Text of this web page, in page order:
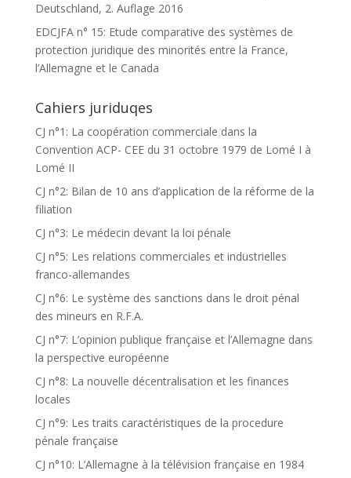
Deutschland, 2. Auflage 2016
EDCJFA n° 15: Etude comparative des systèmes de
protection juridique des minorités entre la France,
l’Allemagne et le Canada
Cahiers juriduqes
CJ n°1: La coopération commerciale dans la
Convention ACP- CEE du 31 octobre 1979 de Lomé I à
Lomé II
CJ n°2: Bilan de 10 ans d’application de la réforme de la
filiation
CJ n°3: Le médecin devant la loi pénale
CJ n°5: Les relations commerciales et industrielles
franco-allemandes
CJ n°6: Le système des sanctions dans le droit pénal
des mineurs en R.F.A.
CJ n°7: L’opinion publique française et l’Allemagne dans
la perspective européenne
CJ n°8: La nouvelle décentralisation et les finances
locales
CJ n°9: Les traits caractéristiques de la procedure
pénale française
CJ n°10: L’Allemagne à la télévision française en 1984